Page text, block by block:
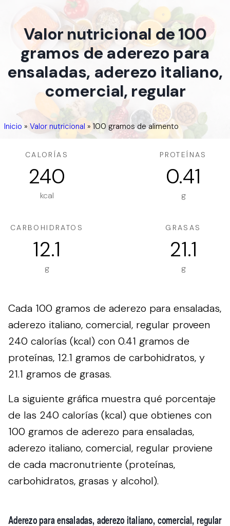
Valor nutricional de 100
gramos de aderezo para
ensaladas, aderezo italiano,
comercial, regular
Inicio » Valor nutricional » 100 gramos de alimento
CALORÍAS
240
kcal
PROTEÍNAS
0.41
g
CARBOHIDRATOS
12.1
g
GRASAS
21.1
g
Cada 100 gramos de aderezo para ensaladas,
aderezo italiano, comercial, regular proveen
240 calorías (kcal) con 0.41 gramos de
proteínas, 12.1 gramos de carbohidratos, y
21.1 gramos de grasas.
La siguiente gráfica muestra qué porcentaje
de las 240 calorías (kcal) que obtienes con
100 gramos de aderezo para ensaladas,
aderezo italiano, comercial, regular proviene
de cada macronutriente (proteínas,
carbohidratos, grasas y alcohol).